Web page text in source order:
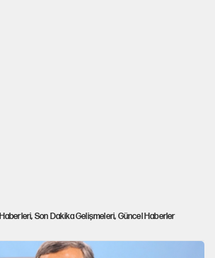
Son Dakika Gelişmeleri, Güncel Haberler